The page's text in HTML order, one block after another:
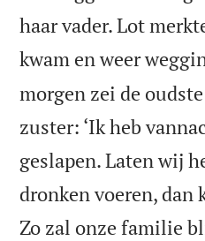
haar vader. Lot
kwam en weer
morgen zei de
zuster: ‘Ik heb
geslapen. Laten wij
dronken voeren, dan
Zo zal onze familie